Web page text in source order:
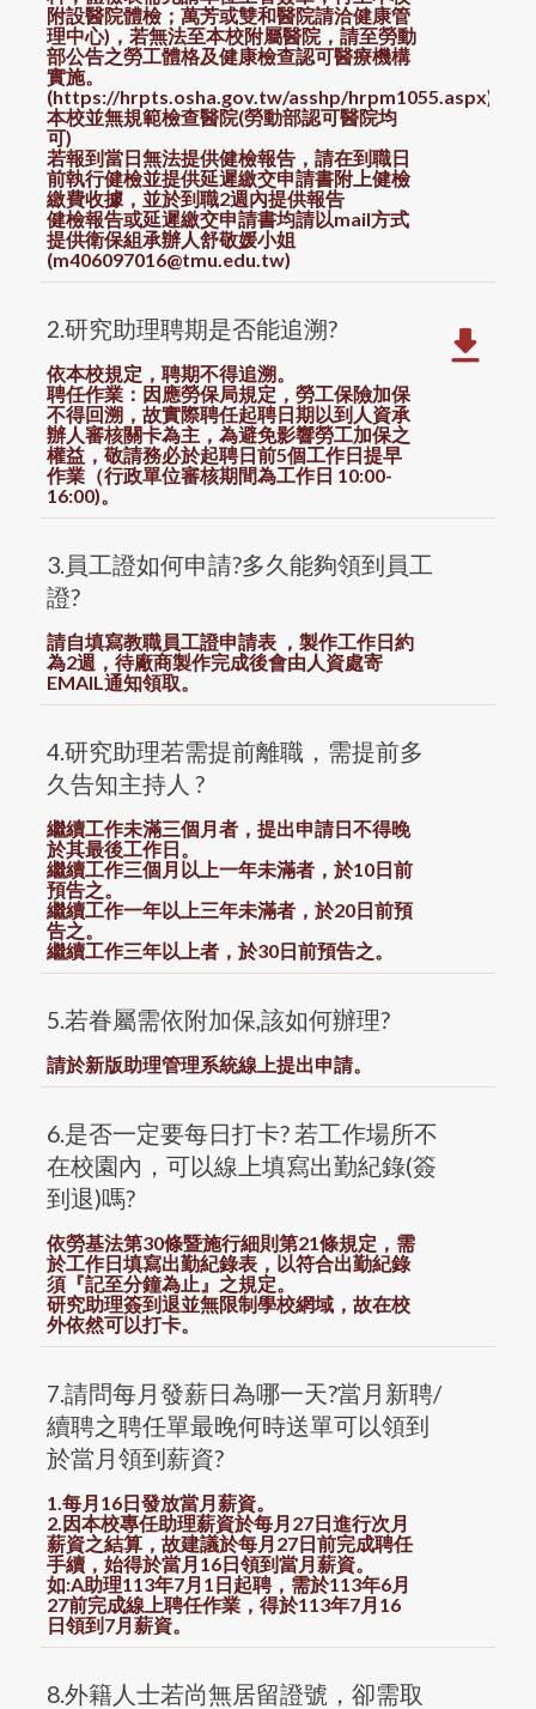
附設醫院體檢；萬芳或雙和醫院請洽健康管
理中心)，若無法至本校附屬醫院，請至勞動
部公告之勞工體格及健康檢查認可醫療機構
實施。
(https://hrpts.osha.gov.tw/asshp/hrpm1055.aspx)
本校並無規範檢查醫院(勞動部認可醫院均
可)
若報到當日無法提供健檢報告， 請在到職日
前執行健檢並提供延遲繳交申請書附上健檢
繳費收據，並於到職2週內提供報告
健檢報告或延遲繳交申請書均請以mail方式
提供衛保組承辦人舒敬媛小姐
(m406097016@tmu.edu.tw)
2.研究助理聘期是否能追溯?
依本校規定，聘期不得追溯。
聘任作業：因應勞保局規定，勞工保險加保
不得回溯，故實際聘任起聘日期以到人資承
辦人審核關卡為主，為避免影響勞工加保之
權益，敬請務必於起聘日前5個工作日提早
作業（行政單位審核期間為工作日 10:00-
16:00)。
3.員工證如何申請?多久能夠領到員工
證?
請自填寫教職員工證申請表，製作工作日約
為2週，待廠商製作完成後會由人資處寄
EMAIL通知領取。
4.研究助理若需提前離職，需提前多
久告知主持人 ?
繼續工作未滿三個月者，提出申請日不得晚
於其最後工作日。
繼續工作三個月以上一年未滿者，於10日前
預告之。
繼續工作一年以上三年未滿者，於20日前預
告之。
繼續工作三年以上者，於30日前預告之。
5.若眷屬需依附加保,該如何辦理?
請於新版助理管理系統線上提出申請。
6.是否一定要每日打卡? 若工作場所不
在校園內，可以線上填寫出勤紀錄(簽
到退)嗎?
依勞基法第30條暨施行細則第21條規定，需
於工作日填寫出勤紀錄表，以符合出勤紀錄
須『記至分鐘為止』之規定。
研究助理簽到退並無限制學校網域，故在校
外依然可以打卡。
7.請問每月發薪日為哪一天?當月新聘/
續聘之聘任單最晚何時送單可以領到
於當月領到薪資?
1.每月16日發放當月薪資。
2.因本校專任助理薪資於每月27日進行次月
薪資之結算，故建議於每月27日前完成聘任
手續，始得於當月16日領到當月薪資。
如:A助理113年7月1日起聘，需於113年6月
27前完成線上聘任作業，得於113年7月16
日領到7月薪資。
8.外籍人士若尚無居留證號，卻需取